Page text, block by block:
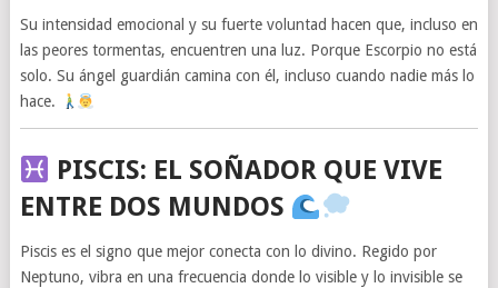
Su intensidad emocional y su fuerte voluntad hacen que, incluso en
las peores tormentas, encuentren una luz. Porque Escorpio no está
solo. Su ángel guardián camina con él, incluso cuando nadie más lo
hace.
PISCIS: EL SOÑADOR QUE VIVE
ENTRE DOS MUNDOS
Piscis es el signo que mejor conecta con lo divino. Regido por
Neptuno, vibra en una frecuencia donde lo visible y lo invisible se